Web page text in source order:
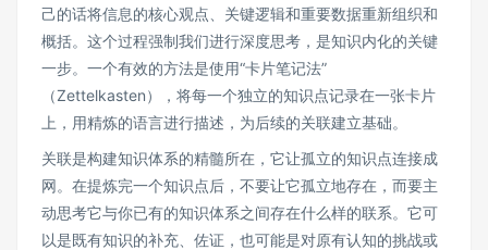
己的话将信息的核心观点、关键逻辑和重要数据重新组织和
概括。这个过程强制我们进行深度思考，是知识内化的关键
一步。一个有效的方法是使用“卡片笔记法”
（Zettelkasten），将每一个独立的知识点记录在一张卡片
上，用精炼的语言进行描述，为后续的关联建立基础。
关联是构建知识体系的精髓所在，它让孤立的知识点连接成
网。在提炼完一个知识点后，不要让它孤立地存在，而要主
动思考它与你已有的知识体系之间存在什么样的联系。它可
以是既有知识的补充、佐证，也可能是对原有认知的挑战或